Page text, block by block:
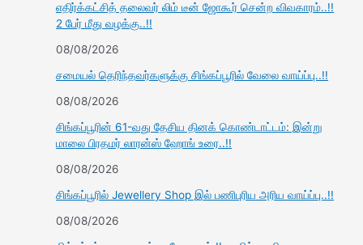
எதிர்க்கட்சித் தலைவர் லிம் டீன் ஜோகூர் சென்ற விவகாரம்..!!
2 பேர் மீது வழக்கு..!!
08/08/2026
சமையல் தெரிந்தவர்களுக்கு சிங்கப்பூரில் வேலை வாய்ப்பு..!!
08/08/2026
சிங்கப்பூரின் 61-வது தேசிய தினக் கொண்டாட்டம்: இன்று
மாலை பிரதமர் லாரன்ஸ் ஹோங் உரை..!!
08/08/2026
சிங்கப்பூரில் Jewellery Shop இல் பணிபுரிய அரிய வாய்ப்பு..!!
08/08/2026